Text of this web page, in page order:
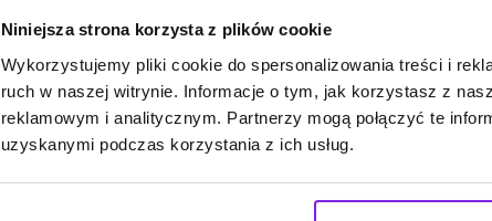
Niniejsza strona korzysta z plików cookie
Wykorzystujemy pliki cookie do spersonalizowania treści i
ruch w naszej witrynie. Informacje o tym, jak korzystasz z
reklamowym i analitycznym. Partnerzy mogą połączyć te
uzyskanymi podczas korzystania z ich usług.